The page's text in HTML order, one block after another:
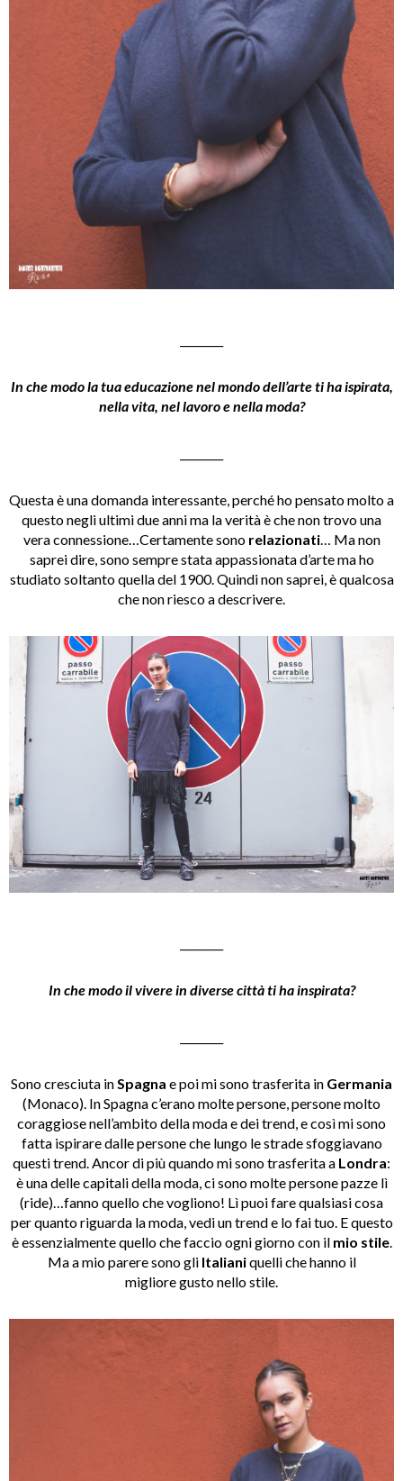
In che modo la tua educazione nel mondo dell’arte ti ha ispirata,
nella vita, nel lavoro e nella moda?
Questa è una domanda interessante, perché ho pensato molto a
questo negli ultimi due anni ma la verità è che non trovo una
vera connessione…Certamente sono relazionati… Ma non
saprei dire, sono sempre stata appassionata d’arte ma ho
studiato soltanto quella del 1900. Quindi non saprei, è qualcosa
che non riesco a descrivere.
In che modo il vivere in diverse città ti ha inspirata?
Sono cresciuta inSpagna e poi mi sono trasferita in Germania
(Monaco). In Spagna c’erano molte persone, persone molto
coraggiose nell’ambito della moda e dei trend, e così mi sono
fatta ispirare dalle persone che lungo le strade sfoggiavano
questi trend. Ancor di più quando mi sono trasferita a Londra:
è una delle capitali della moda, ci sono molte persone pazze lì
(ride)…fanno quello che vogliono! Lì puoi fare qualsiasi cosa
per quanto riguarda la moda, vedi un trend e lo fai tuo. E questo
è essenzialmente quello che faccio ogni giorno con il mio stile.
Ma a mio parere sono gli Italianiquelli che hanno il
migliore gusto nello stile.